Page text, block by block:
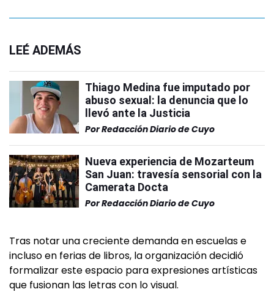
LEÉ ADEMÁS
Thiago Medina fue imputado por
abuso sexual: la denuncia que lo
llevó ante la Justicia
PorRedacción Diario de Cuyo
Nueva experiencia de Mozarteum
San Juan: travesía sensorial con la
Camerata Docta
PorRedacción Diario de Cuyo
Tras notar una creciente demanda en escuelas e
incluso en ferias de libros, la organización decidió
formalizar este espacio para expresiones artísticas
que fusionan las letras con lo visual.